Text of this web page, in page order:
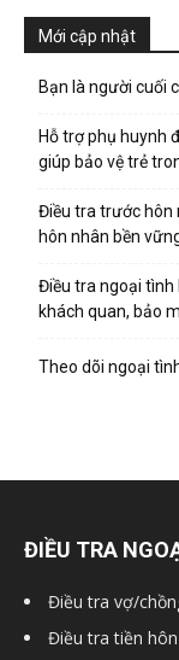
Mới cập nhật
Bạn là người cuối
Hỗ trợ phụ huynh
giúp bảo vệ trẻ
Điều tra trước hôn
hôn nhân bền
Điều tra ngoại tình
khách quan, bảo
Theo dõi ngoại
ĐIỀU TRA
Điều tra vợ/
Điều tra tiền